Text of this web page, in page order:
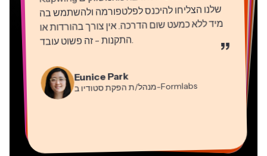
. ”
Eunice Park
מנהל/ת הפקת סטודיו ב-Formlabs
Panos Papagapiou
Gracie Peng
מנהל/ת תוכן
יועץ
Dina Segovia